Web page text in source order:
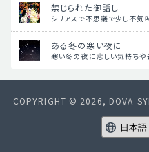
禁じられた御話し
シリアスで不思議で少し不
ある冬の寒い夜に
寒い冬の夜に悲しい気持ち
COPYRIGHT © 2026, DOVA-